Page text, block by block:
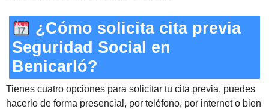
¿Cómo solicita cita previa
Seguridad Social en
Benicarló?
Tienes cuatro opciones para solicitar tu cita previa, puedes
hacerlo de forma presencial, por teléfono, por internet o bien